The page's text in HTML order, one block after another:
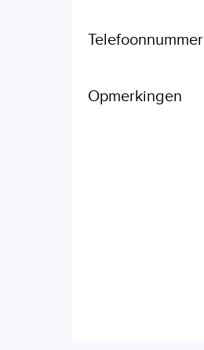
Telefoonnummer
Opmerkingen